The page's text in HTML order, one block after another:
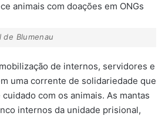
de Blumenau
de internos, servidores e
uma corrente de solidariedade que
com os animais. As mantas
internos da unidade prisional,